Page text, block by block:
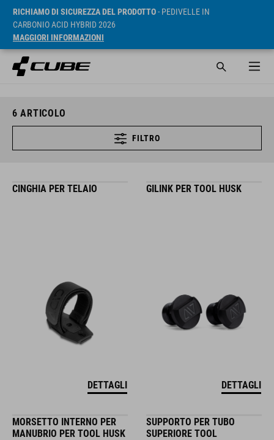
RICHIAMO DI SICUREZZA DEL PRODOTTO- PEDIVELLE IN
CARBONIO ACID HYBRID 2026
MAGGIORI INFORMAZIONI
6 ARTICOLO
FILTRO
CINGHIA PER TELAIO
DETTAGLI
GILINK PER TOOL HUSK
DETTAGLI
MORSETTO INTERNO PER
MANUBRIO PER TOOL HUSK
SUPPORTO PER TUBO
SUPERIORE TOOL